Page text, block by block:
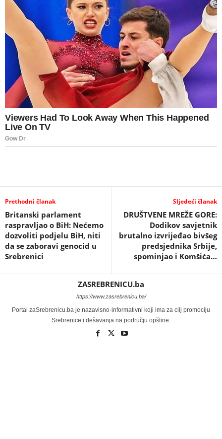
Prethodni članak
Britanski parlament
raspravljao o BiH: Nećemo
dozvoliti podjelu BiH, niti
da se zaboravi genocid u
Srebrenici
Sljedeći članak
DRUŠTVENE MREŽE GORE:
Dodikov savjetnik
brutalno izvrijeđao bivšeg
predsjednika Srbije,
spominjao i Komšića…
ZASREBRENICU.ba
https://www.zasrebrenicu.ba/
Portal zaSrebrenicu.ba je nazavisno-informativni koji ima za cilj promociju
Srebrenice i dešavanja na području opštine.